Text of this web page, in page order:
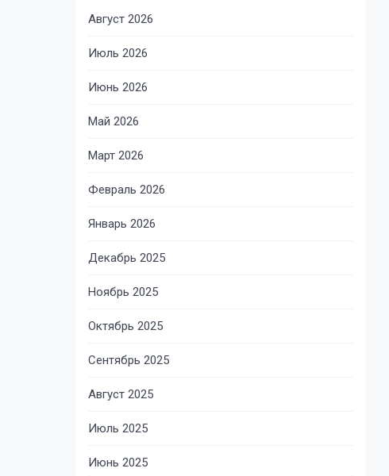
Август 2026
Июль 2026
Июнь 2026
Май 2026
Март 2026
Февраль 2026
Январь 2026
Декабрь 2025
Ноябрь 2025
Октябрь 2025
Сентябрь 2025
Август 2025
Июль 2025
Июнь 2025